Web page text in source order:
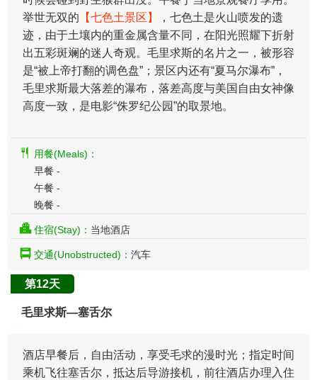
举世无双的 【七色土景区】
，七色土是火山喷发的遗
迹，由于土壤内的重金属含量不同，在阳光照耀下折射
出五彩斑斓的迷人奇观。毛里求斯的名片之一，被形容
是“被上帝打翻的调色盘”；景区内还有“夏马尔瀑布”，
毛里求斯最大落差的瀑布，落差高度与美国自由女神像
高度一致，是电影“侏罗纪公园”的取景地。
用餐(Meals)：
早餐 -
午餐 -
晚餐 -
住宿(Stay)： 当地酒店
交通(Unobstructed)： 汽车
第12天
毛里求斯—塞舌尔
酒店早餐后，自由活动，享受毛求的漫时光；指定时间
乘机飞往塞舌尔，抵达后导游接机，前往酒店办理入住